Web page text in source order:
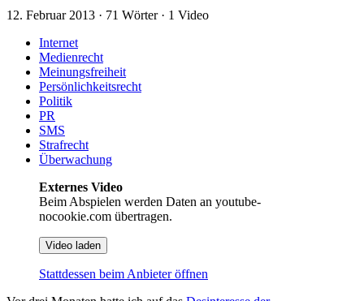
12. Februar 2013 · 71 Wörter · 1 Video
Internet
Medienrecht
Meinungsfreiheit
Persönlichkeitsrecht
Politik
PR
SMS
Strafrecht
Überwachung
Externes Video
Beim Abspielen werden Daten an youtube-
nocookie.com übertragen.
Video laden
Stattdessen beim Anbieter öffnen